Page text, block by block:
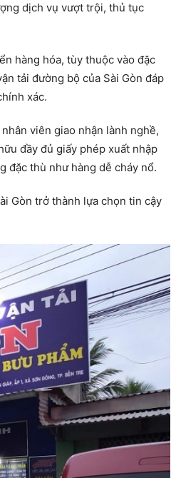
dịch vụ vượt trội, thủ tục
hàng hóa, tùy thuộc vào đặc
tải đường bộ của Sài Gòn đáp
xác.
viên giao nhận lành nghề,
đầy đủ giấy phép xuất nhập
đặc thù như hàng dễ cháy nổ.
Gòn trở thành lựa chọn tin cậy